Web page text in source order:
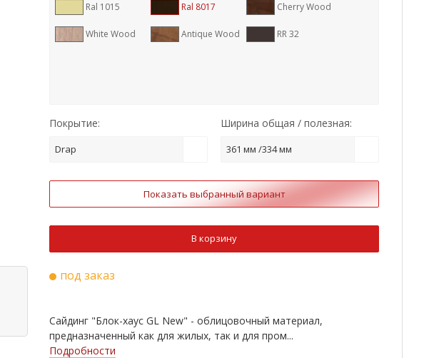
Ral 1015 Ral 8017 Cherry Wood
White Wood Antique Wood RR 32
Покрытие:
Drap
Ширина общая / полезная:
361 мм /334 мм
Показать выбранный вариант
В корзину
под заказ
Сайдинг "Блок-хаус GL New" - облицовочный материал,
предназначенный как для жилых, так и для пром...
Подробности